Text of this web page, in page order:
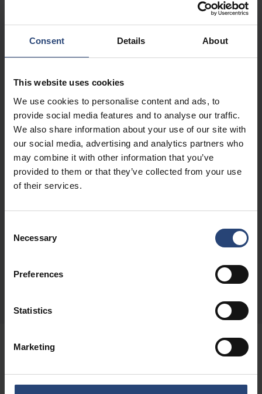
Consent Details About
This website uses cookies
We use cookies to personalise content and ads, to
provide social media features and to analyse our traffic.
We also share information about your use of our site with
our social media, advertising and analytics partners who
may combine it with other information that you’ve
provided to them or that they’ve collected from your use
of their services.
Selection
Necessary
Preferences
Statistics
Marketing
Få mere at vide
Sikrer sikker håndtering og transport af følsomme
halvlederkomponenter, værktøjer og wafers, der
kræver kontrol med forurening og fysisk
beskyttelse.
Få mere at vide
Emballage til renrum
Sørg for kontamineringskontrolleret håndtering og
transport af følsomme produkter, der anvendes i